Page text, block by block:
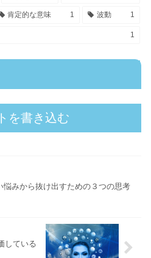
肯定的な意味 1 波動 1
1
を書き込む
悩みから抜け出すための３つの思考
している